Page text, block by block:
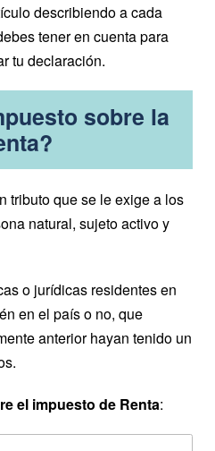
describiendo a cada
tener en cuenta para
tu declaración.
sobre la
tributo que se le exige a los
natural, sujeto activo y
o jurídicas residentes en
en el país o no, que
anterior hayan tenido un
el impuesto de Renta: